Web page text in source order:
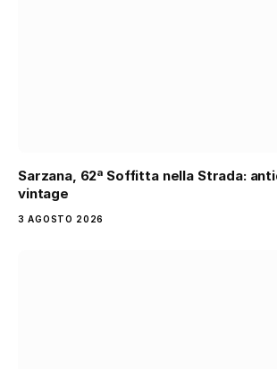
Sarzana, 62ª Soffitta nella Strada:
vintage
3 AGOSTO 2026